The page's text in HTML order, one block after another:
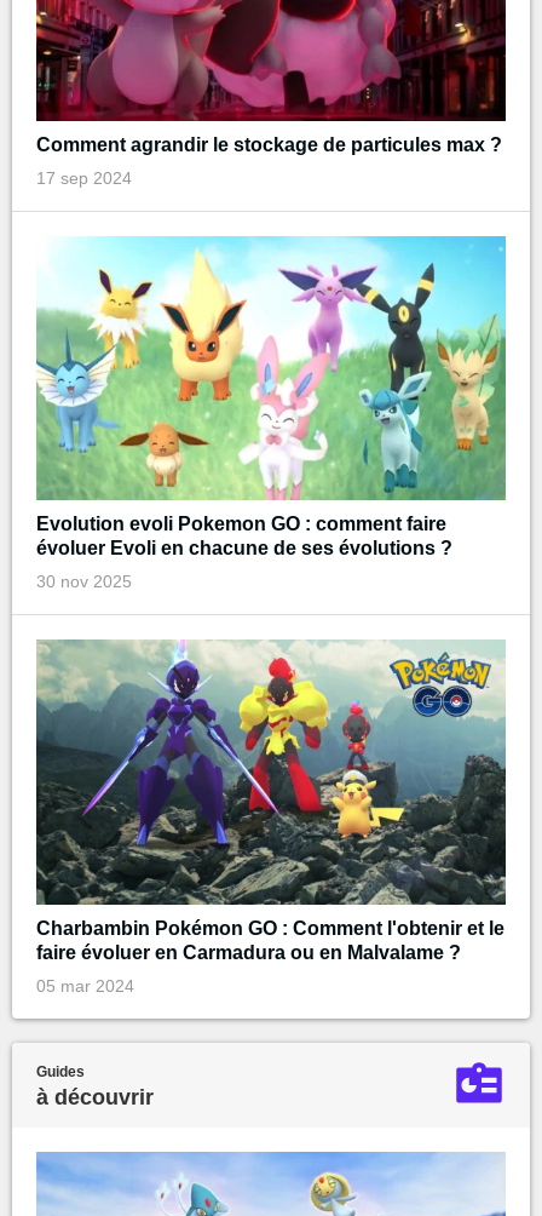
Comment agrandir le stockage de particules max ?
17 sep 2024
Evolution evoli Pokemon GO : comment faire
évoluer Evoli en chacune de ses évolutions ?
30 nov 2025
Charbambin Pokémon GO : Comment l'obtenir et le
faire évoluer en Carmadura ou en Malvalame ?
05 mar 2024
Guides
à découvrir